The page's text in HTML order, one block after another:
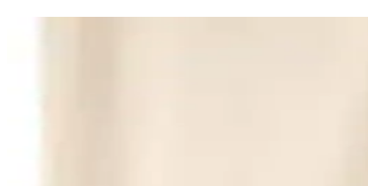
Erkekler İçin Rüzgarlık ve Yağmurluk
Mevsim geçişlerinde şık ve fonksiyonel erkek rüzgarlık ve
Bigart Ekose Astar Detaylı Erkek Pardesü ve
Bigart'in ekose astarlı erkek pardesü ve trençkot modeli, siyah